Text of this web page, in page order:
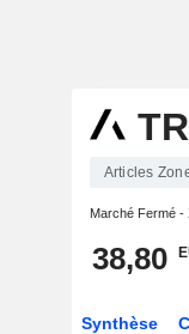
Articles
Marché Fermé -
38,80
Synthèse